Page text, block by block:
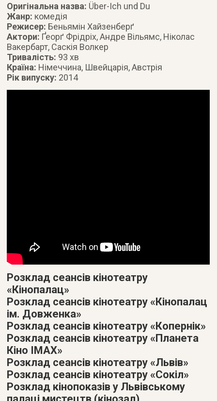
Оригінальна назва: Über-Ich und Du
Жанр: комедія
Режисер: Беньямін Хайзенберґ
Актори: Ґеорґ Фрідріх, Андре Вільямс, Ніколас
Вакербарт, Саскія Волкер
Тривалість: 93 хв
Країна: Німеччина, Швейцарія, Австрія
Рік випуску: 2014
Розклад сеансів кінотеатру
«Кінопалац»
Розклад сеансів кінотеатру «Кінопалац
ім. Довженка»
Розклад сеансів кінотеатру «Копернік»
Розклад сеансів кінотеатру «Планета
Кіно IMAX»
Розклад сеансів кінотеатру «Львів»
Розклад сеансів кінотеатру «Сокіл»
Розклад кінопоказів у Львівському